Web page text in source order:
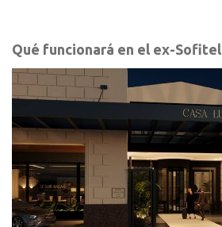
Qué funcionará en el ex-Sofitel